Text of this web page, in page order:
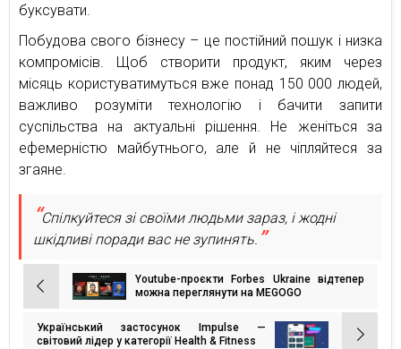
буксувати.
Побудова свого бізнесу – це постійний пошук і низка
компромісів. Щоб створити продукт, яким через
місяць користуватимуться вже понад 150 000 людей,
важливо розуміти технологію і бачити запити
суспільства на актуальні рішення. Не женіться за
ефемерністю майбутнього, але й не чіпляйтеся за
згаяне.
Спілкуйтеся зі своїми людьми зараз, і жодні
шкідливі поради вас не зупинять.
Навігація
записів
Youtube-проєкти Forbes Ukraine відтепер
можна переглянути на MEGOGO
Український застосунок Impulse —
світовий лідер у категорії Health & Fitness